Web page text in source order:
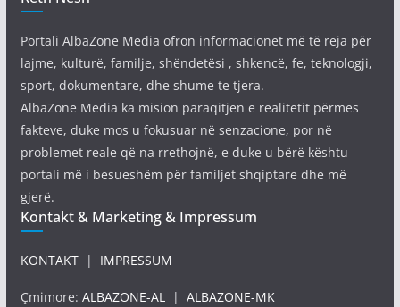
Portali AlbaZone Media ofron informacionet më të reja për
lajme, kulturë, familje, shëndetësi , shkencë, fe, teknologji,
sport, dokumentare, dhe shume te tjera.
AlbaZone Media ka mision paraqitjen e realitetit përmes
fakteve, duke mos u fokusuar në senzacione, por në
problemet reale që na rrethojnë, e duke u bërë kështu
portali më i besueshëm për familjet shqiptare dhe më
gjerë.
Kontakt & Marketing & Impressum
KONTAKT| IMPRESSUM
Çmimore: ALBAZONE-AL| ALBAZONE-MK